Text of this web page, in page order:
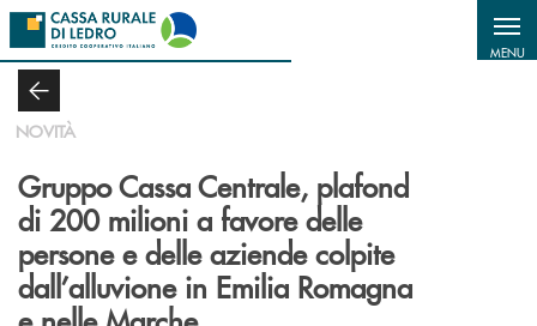
Salta al contenuto principale
MENU
NOVITÀ
Gruppo Cassa Centrale, plafond
di 200 milioni a favore delle
persone e delle aziende colpite
dall’alluvione in Emilia Romagna